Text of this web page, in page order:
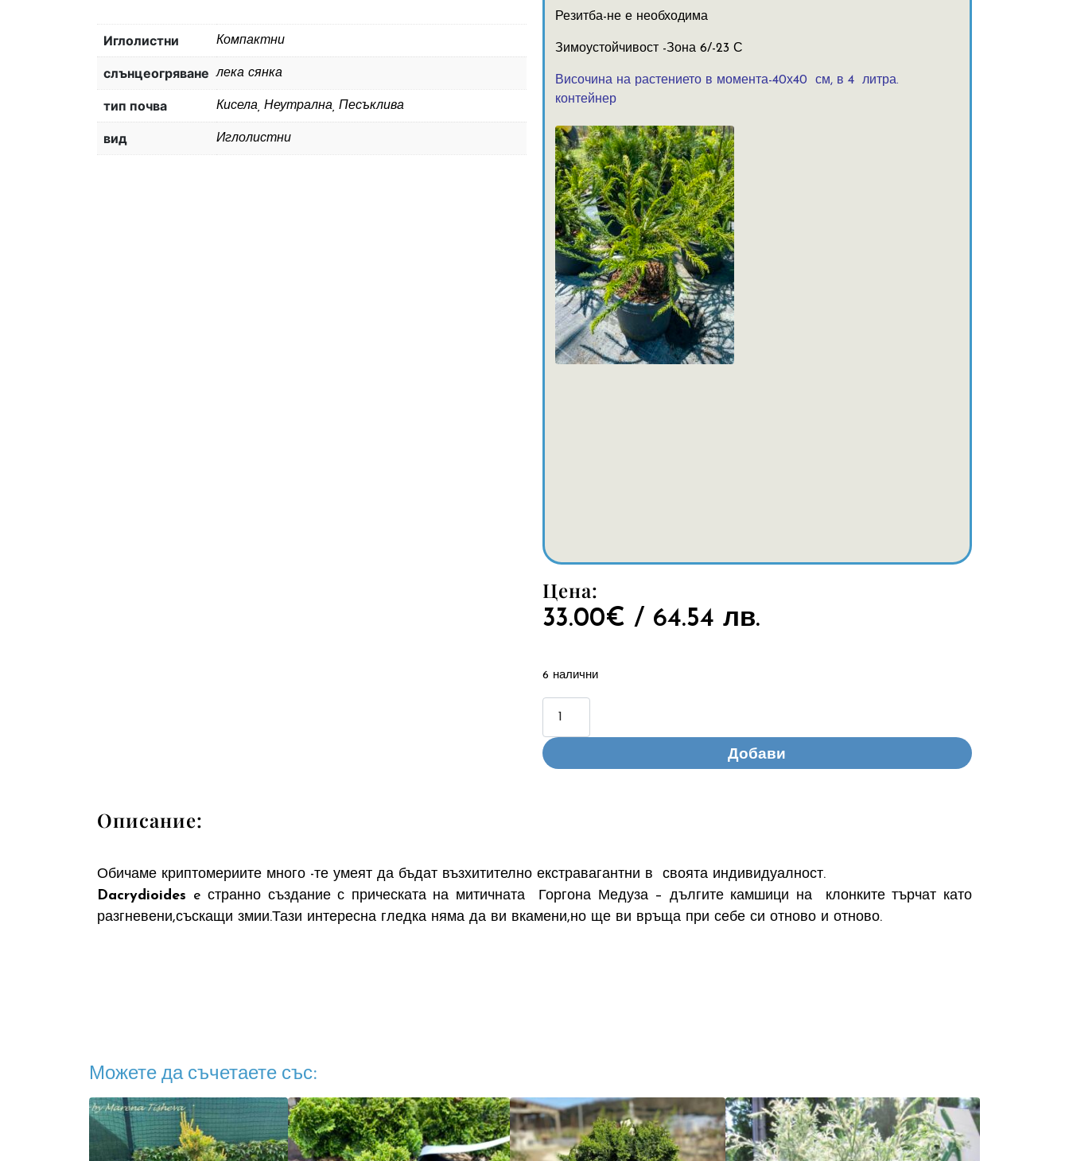
Иглолистни Компактни
слънцеогряване лека сянка
тип почва Кисела, Неутрална, Песъклива
вид Иглолистни
Резитба-не е необходима
Зимоустойчивост -Зона 6/-23 С
Височина на растението в момента-40х40 см, в 4 литра.
контейнер
Цена:
33.00€ / 64.54 лв.
6 налични
Добави
Описание:
Обичаме криптомериите много -те умеят да бъдат възхитително екстравагантни в своята индивидуалност.
Dacrydioides e странно създание с прическата на митичната Горгона Медуза – дългите камшици на клонките търчат като
разгневени,съскащи змии.Тази интересна гледка няма да ви вкамени,но ще ви връща при себе си отново и отново.
Можете да съчетаете със: